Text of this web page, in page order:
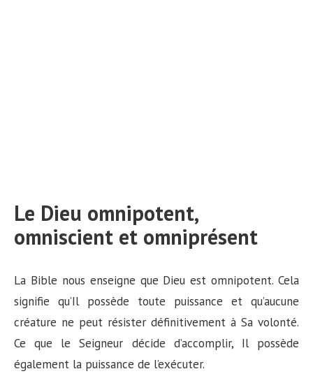
Le Dieu omnipotent,
omniscient et omniprésent
La Bible nous enseigne que Dieu est omnipotent. Cela
signifie qu’Il possède toute puissance et qu’aucune
créature ne peut résister définitivement à Sa volonté.
Ce que le Seigneur décide d’accomplir, Il possède
également la puissance de l’exécuter.